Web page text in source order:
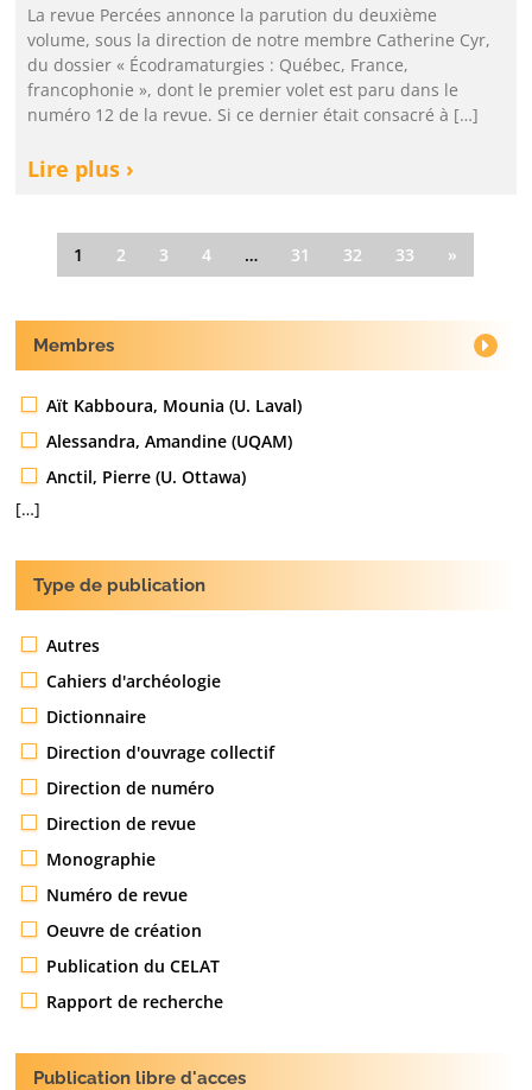
La revue Percées annonce la parution du deuxième
volume, sous la direction de notre membre Catherine Cyr,
du dossier « Écodramaturgies : Québec, France,
francophonie », dont le premier volet est paru dans le
numéro 12 de la revue. Si ce dernier était consacré à […]
Lire plus ›
1 2 3 4 … 31 32 33 »
Membres
Aït Kabboura, Mounia (U. Laval)
Alessandra, Amandine (UQAM)
Anctil, Pierre (U. Ottawa)
[…]
Type de publication
Autres
Cahiers d'archéologie
Dictionnaire
Direction d'ouvrage collectif
Direction de numéro
Direction de revue
Monographie
Numéro de revue
Oeuvre de création
Publication du CELAT
Rapport de recherche
Publication libre d'acces